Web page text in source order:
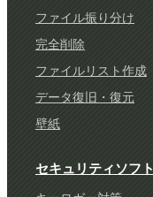
ファイル振り分け
完全削除
ファイルリスト作成
データ復旧・復元
壁紙
セキュリティソフト